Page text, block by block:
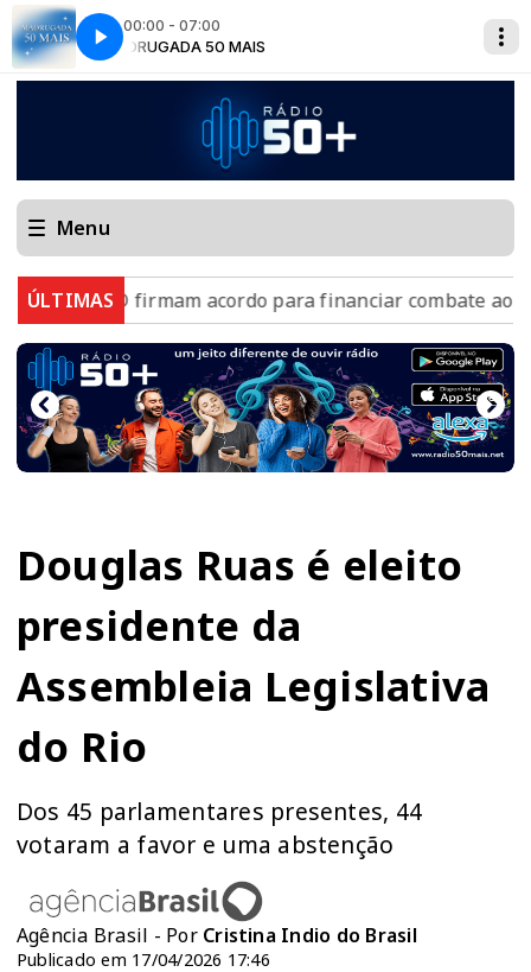
00:00 - 07:00
MADRUGADA 50 MAIS
Menu
ÚLTIMAS
BID firmam acordo para financiar combate ao crime
Douglas Ruas é eleito
presidente da
Assembleia Legislativa
do Rio
Dos 45 parlamentares presentes, 44
votaram a favor e uma abstenção
Agência Brasil - Por Cristina Indio do Brasil
Publicado em 17/04/2026 17:46